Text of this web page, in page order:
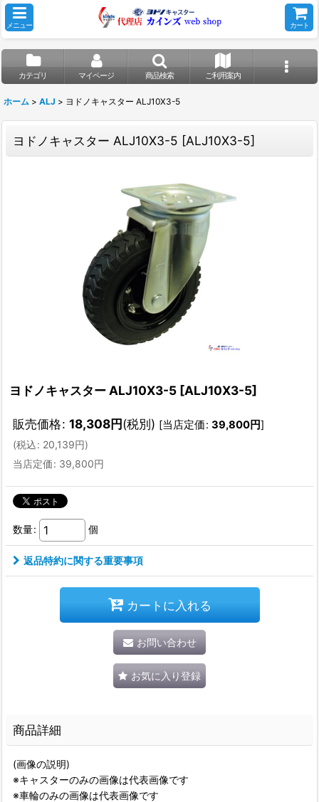
メニュー カート
カテゴリ マイページ 商品検索 ご利用案内
ホーム > ALJ > ヨドノキャスター ALJ10X3-5
ヨドノキャスター ALJ10X3-5 [ALJ10X3-5]
ヨドノキャスター ALJ10X3-5 [ALJ10X3-5]
販売価格: 18,308円(税別) [当店定価: 39,800円]
(税込: 20,139円)
当店定価: 39,800円
数量: 個
返品特約に関する重要事項
カートに入れる
お問い合わせ
お気に入り登録
商品詳細
(画像の説明)
※キャスターのみの画像は代表画像です
※車輪のみの画像は代表画像です